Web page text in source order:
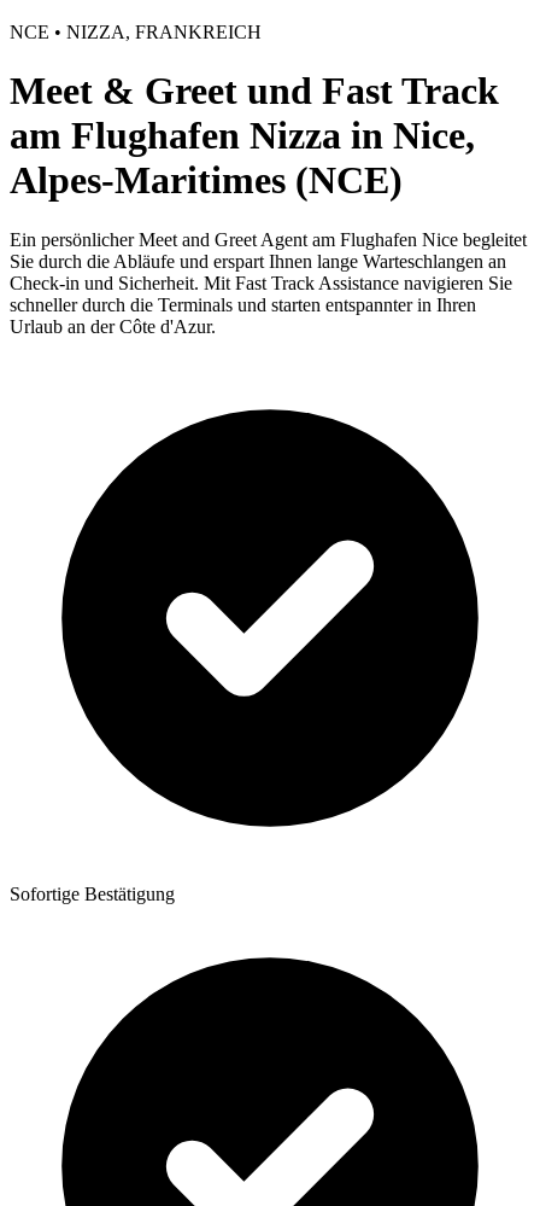
NCE • NIZZA, FRANKREICH
Meet & Greet und Fast Track
am Flughafen Nizza in Nice,
Alpes-Maritimes (NCE)
Ein persönlicher Meet and Greet Agent am Flughafen Nice begleitet
Sie durch die Abläufe und erspart Ihnen lange Warteschlangen an
Check-in und Sicherheit. Mit Fast Track Assistance navigieren Sie
schneller durch die Terminals und starten entspannter in Ihren
Urlaub an der Côte d'Azur.
Sofortige Bestätigung